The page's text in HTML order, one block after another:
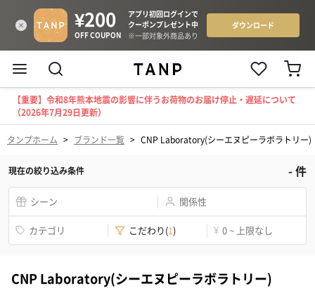
【重要】令和8年熊本地震の影響に伴うお荷物のお届け停止・遅延について
（2026年7月29日更新）
タンプホーム > ブランド一覧 > CNP Laboratory(シーエヌピーラボラトリー)
現在の絞り込み条件 -件
シーン 関係性
カテゴリ こだわり(1) ¥ 0 ~ 上限なし
CNP Laboratory(シーエヌピーラボラトリー)